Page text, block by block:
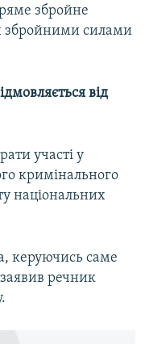
збройне
збройними силами
від
участі у
кримінального
національних
керуючись саме
речник